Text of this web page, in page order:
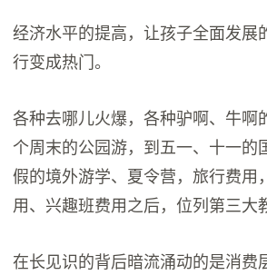
经济水平的提高，让孩子全面发展
行变成热门。
各种去哪儿火爆，各种驴啊、牛啊
个周末的公园游，到五一、十一的
假的境外游学、夏令营，旅行费用
用、兴趣班费用之后，位列第三大
在长见识的背后暗流涌动的是消费